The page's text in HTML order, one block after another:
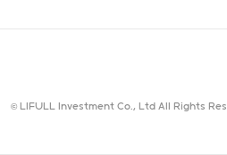
© LIFULL Investment Co., Ltd All Rights